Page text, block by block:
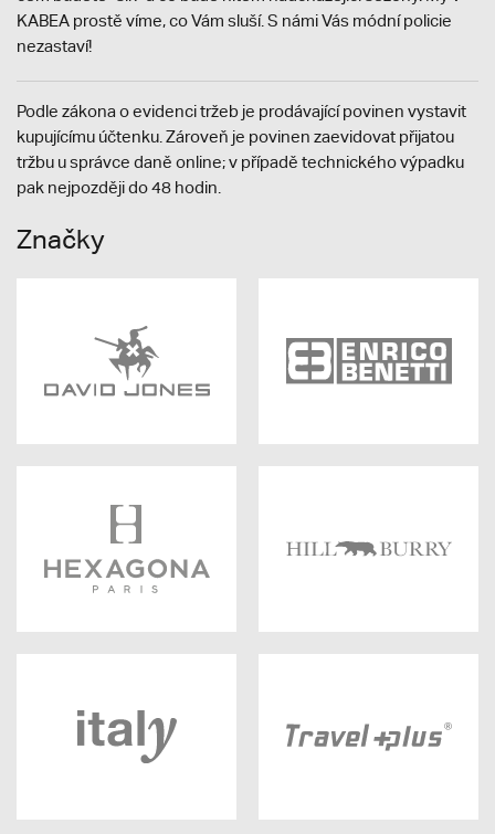
KABEA prostě víme, co Vám sluší. S námi Vás módní policie
nezastaví!
Podle zákona o evidenci tržeb je prodávající povinen vystavit
kupujícímu účtenku. Zároveň je povinen zaevidovat přijatou
tržbu u správce daně online; v případě technického výpadku
pak nejpozději do 48 hodin.
Značky